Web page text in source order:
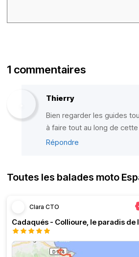
1 commentaires
Thierry
Bien regarder les guides
à faire tout au long de
Répondre
Toutes les balades moto
Clara CTO